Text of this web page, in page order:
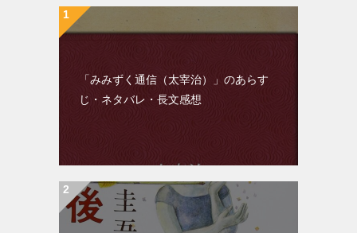
「みみずく通信（太宰治）」のあらす
じ・ネタバレ・長文感想